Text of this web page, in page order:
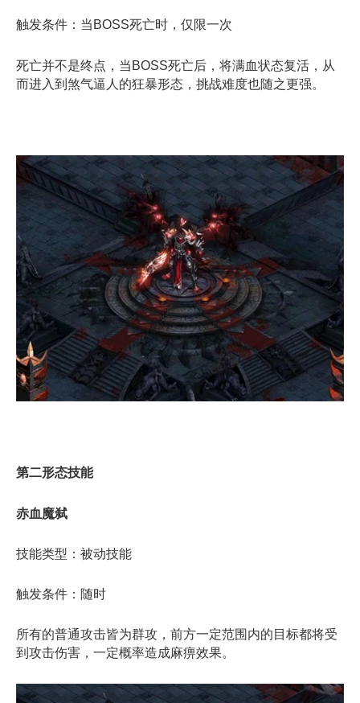
触发条件：当BOSS死亡时，仅限一次
死亡并不是终点，当BOSS死亡后，将满血状态复活，从
而进入到煞气逼人的狂暴形态，挑战难度也随之更强。
第二形态技能
赤血魔弑
技能类型：被动技能
触发条件：随时
所有的普通攻击皆为群攻，前方一定范围内的目标都将受
到攻击伤害，一定概率造成麻痹效果。